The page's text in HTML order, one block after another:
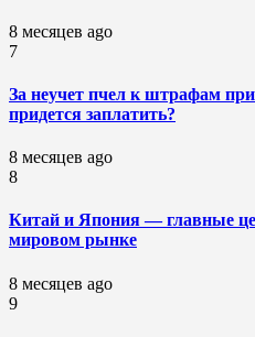
8 месяцев ago
7
За неучет пчел к штрафам
придется заплатить?
8 месяцев ago
8
Китай и Япония — главные
мировом рынке
8 месяцев ago
9